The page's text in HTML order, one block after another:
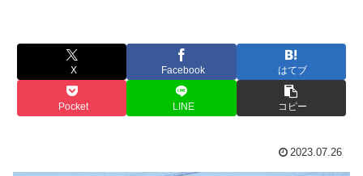
X Facebook はてブ
Pocket LINE コピー
2023.07.26